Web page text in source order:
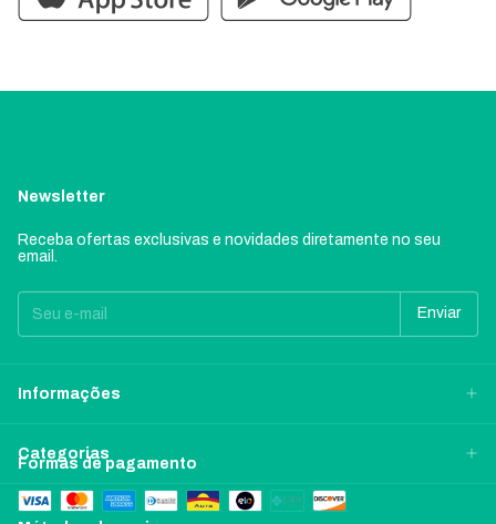
Newsletter
Receba ofertas exclusivas e novidades diretamente no seu
email.
Informações
Categorias
Formas de pagamento